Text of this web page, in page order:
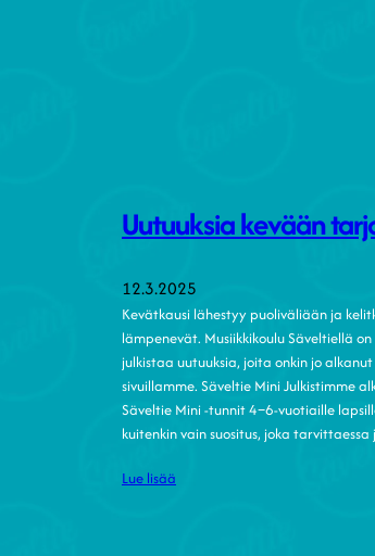
Uutuuksia kevään
12.3.2025
Kevätkausi lähestyy puoliväliään ja
lämpenevät. Musiikkikoulu Säveltiellä
julkistaa uutuuksia, joita onkin jo
sivuillamme. Säveltie Mini Julkistimme
Säveltie Mini -tunnit 4–6-vuotiaille
kuitenkin vain suositus, joka
Lue lisää